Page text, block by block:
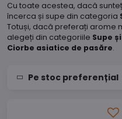
Cu toate acestea, dacă
încerca și supe din categoria
Totuși, dacă preferați arome
alegeți din categoriile Supe
Ciorbe asiatice de pasăre.
Pe stoc preferențial